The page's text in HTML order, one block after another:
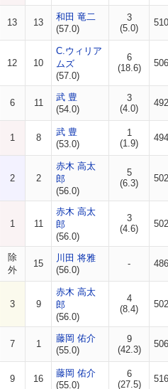
13 13
和田 竜二
(57.0)
3
(5.0)
12 10
C.ウィリア
ムズ
(57.0)
6
(18.6)
6 11
武 豊
(54.0)
3
(4.0)
1 8
武 豊
(53.0)
1
(1.9)
2 2
赤木 高太
郎
(56.0)
5
(6.3)
1 11
赤木 高太
郎
(56.0)
3
(4.6)
除
外
15
川田 将雅
(56.0)
-
3 9
赤木 高太
郎
(56.0)
4
(8.4)
7 1
藤岡 佑介
(55.0)
9
(42.3)
9 16
藤岡 佑介
(55.0)
6
(27.5)
516